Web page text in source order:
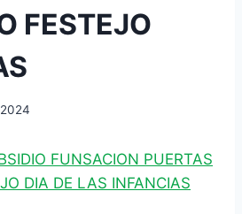
FESTEJO
FUNSACION PUERTAS
DIA DE LAS INFANCIAS